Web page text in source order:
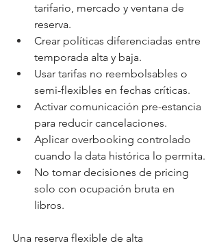
tarifario, mercado y ventana de
reserva.
Crear políticas diferenciadas entre
temporada alta y baja.
Usar tarifas no reembolsables o
semi-flexibles en fechas críticas.
Activar comunicación pre-estancia
para reducir cancelaciones.
Aplicar overbooking controlado
cuando la data histórica lo permita.
No tomar decisiones de pricing
solo con ocupación bruta en
libros.
Una reserva flexible de alta